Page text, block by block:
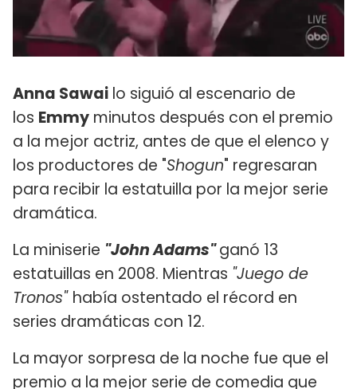
Anna Sawai lo siguió al escenario de
los Emmy minutos después con el premio
a la mejor actriz, antes de que el elenco y
los productores de "Shogun" regresaran
para recibir la estatuilla por la mejor serie
dramática.
La miniserie "John Adams"ganó 13
estatuillas en 2008. Mientras "Juego de
Tronos" había ostentado el récord en
series dramáticas con 12.
La mayor sorpresa de la noche fue que el
premio a la mejor serie de comedia que